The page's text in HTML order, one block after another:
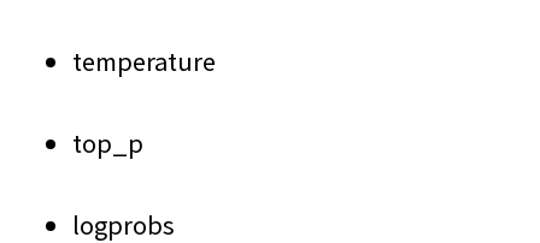
temperature
top_p
logprobs